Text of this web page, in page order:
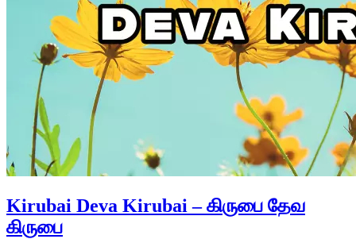
Kirubai Deva Kirubai – கிருபை தேவ
கிருபை